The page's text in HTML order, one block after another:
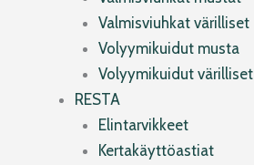
Valmisviuhkat värilliset
Volyymikuidut musta
Volyymikuidut värilliset
RESTA
Elintarvikkeet
Kertakäyttöastiat